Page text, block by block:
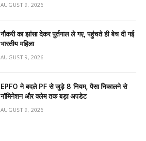
AUGUST 9, 2026
नौकरी का झांसा देकर पुर्तगाल ले गए, पहुंचते ही बेच दी गई
भारतीय महिला
AUGUST 9, 2026
EPFO ने बदले PF से जुड़े 8 नियम, पैसा निकालने से
नॉमिनेशन और क्लेम तक बड़ा अपडेट
AUGUST 9, 2026